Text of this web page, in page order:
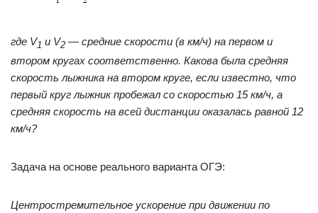
где V1 и V2 — средние скорости (в км/ч) на первом и
втором кругах соответственно. Какова была средняя
скорость лыжника на втором круге, если известно, что
первый круг лыжник пробежал со скоростью 15 км/ч, а
средняя скорость на всей дистанции оказалась равной 12
км/ч?
Задача на основе реального варианта ОГЭ:
Центростремительное ускорение при движении по